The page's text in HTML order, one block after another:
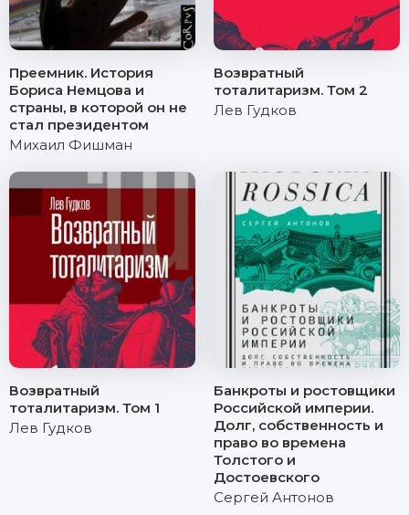
Преемник. История
Бориса Немцова и
страны, в которой он не
стал президентом
Михаил Фишман
Возвратный
тоталитаризм. Том 2
Лев Гудков
Возвратный
тоталитаризм. Том 1
Лев Гудков
Банкроты и ростовщики
Российской империи.
Долг, собственность и
право во времена
Толстого и
Достоевского
Сергей Антонов